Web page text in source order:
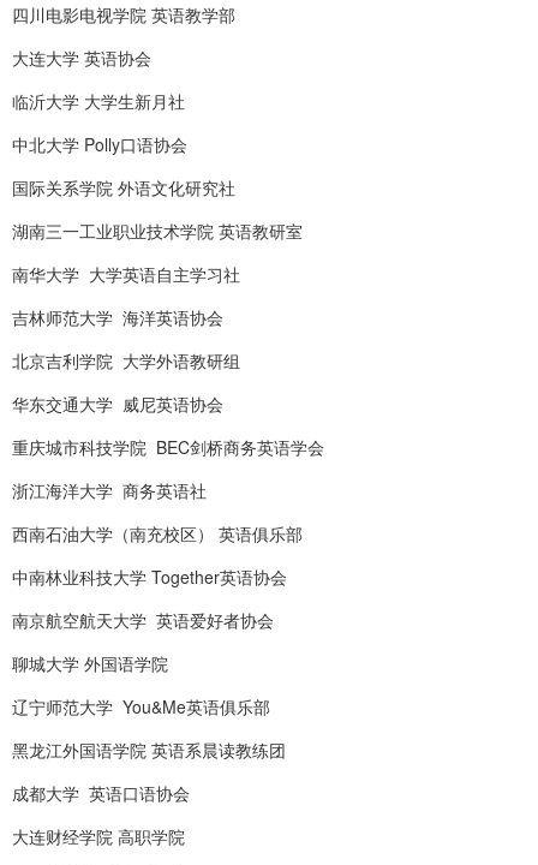
四川电影电视学院 英语教学部
大连大学 英语协会
临沂大学 大学生新月社
中北大学 Polly口语协会
国际关系学院 外语文化研究社
湖南三一工业职业技术学院 英语教研室
南华大学 大学英语自主学习社
吉林师范大学 海洋英语协会
北京吉利学院 大学外语教研组
华东交通大学 威尼英语协会
重庆城市科技学院 BEC剑桥商务英语学会
浙江海洋大学 商务英语社
西南石油大学（南充校区） 英语俱乐部
中南林业科技大学 Together英语协会
南京航空航天大学 英语爱好者协会
聊城大学 外国语学院
辽宁师范大学 You&Me英语俱乐部
黑龙江外国语学院 英语系晨读教练团
成都大学 英语口语协会
大连财经学院 高职学院